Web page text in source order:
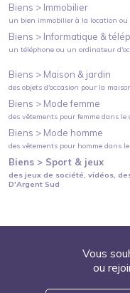
Biens > Immobilier
un bien immobilier à la location
Biens > Informatique &
un téléphone ou un ordinateur
Biens > Maison & jardin
des objets d'occasion pour la
Biens > Mode femme
des vêtements pour femme dans
Biens > Mode homme
des vêtements pour homme dans
Biens > Sport & jeux
des jeux de société, vidéos,
D'Argent Sud
Vous
ou